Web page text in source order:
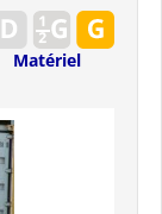
Matériel